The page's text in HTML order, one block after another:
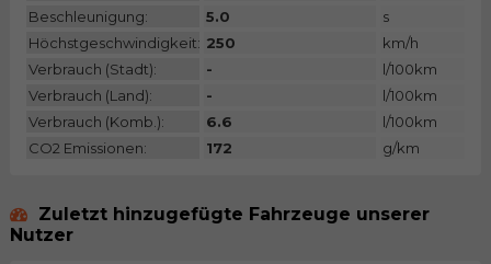
Beschleunigung:
5.0
s
Höchstgeschwindigkeit: 250
km/h
Verbrauch (Stadt):
-
l/100km
Verbrauch (Land):
-
l/100km
Verbrauch (Komb.):
6.6
l/100km
CO2 Emissionen:
172 g/km
Zuletzt hinzugefügte Fahrzeuge unserer
Nutzer